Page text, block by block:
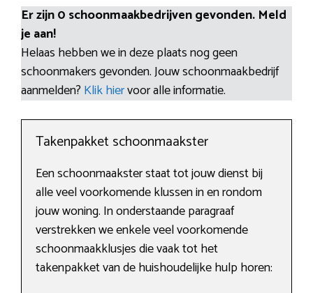
Er zijn 0 schoonmaakbedrijven gevonden. Meld
je aan!
Helaas hebben we in deze plaats nog geen
schoonmakers gevonden. Jouw schoonmaakbedrijf
aanmelden? Klik hiervoor alle informatie.
Takenpakket schoonmaakster
Een schoonmaakster staat tot jouw dienst bij
alle veel voorkomende klussen in en rondom
jouw woning. In onderstaande paragraaf
verstrekken we enkele veel voorkomende
schoonmaakklusjes die vaak tot het
takenpakket van de huishoudelijke hulp horen: